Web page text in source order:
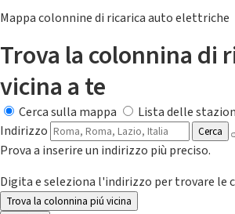
Mappa colonnine di ricarica auto elettriche
Trova la colonnina di
vicina a te
Cerca sulla mappa
Lista delle
Indirizzo
Cerca
Prova a inserire un indirizzo più preciso.
Digita e seleziona l'indirizzo per trovare le
Trova la colonnina piú vicina